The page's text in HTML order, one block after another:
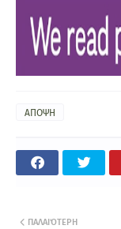
ΑΠΟΨΗ
ΠΑΛΑΙΌΤΕΡΗ